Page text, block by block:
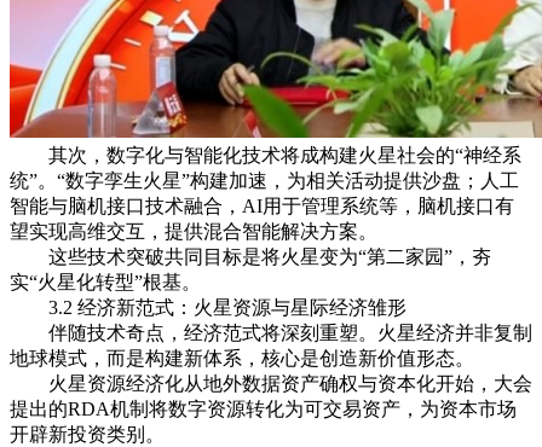
其次，数字化与智能化技术将成构建火星社会的“神经系
统”。“数字孪生火星”构建加速，为相关活动提供沙盘；人工
智能与脑机接口技术融合，AI用于管理系统等，脑机接口有
望实现高维交互，提供混合智能解决方案。
这些技术突破共同目标是将火星变为“第二家园”，夯
实“火星化转型”根基。
3.2 经济新范式：火星资源与星际经济雏形
伴随技术奇点，经济范式将深刻重塑。火星经济并非复制
地球模式，而是构建新体系，核心是创造新价值形态。
火星资源经济化从地外数据资产确权与资本化开始，大会
提出的RDA机制将数字资源转化为可交易资产，为资本市场
开辟新投资类别。